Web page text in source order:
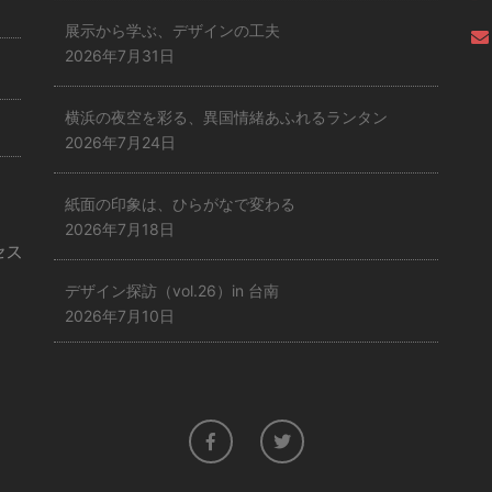
展示から学ぶ、デザインの工夫
2026年7月31日
横浜の夜空を彩る、異国情緒あふれるランタン
2026年7月24日
紙面の印象は、ひらがなで変わる
2026年7月18日
デザイン探訪（vol.26）in 台南
2026年7月10日